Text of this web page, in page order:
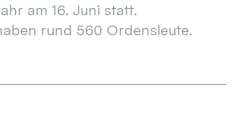
am 16. Juni statt.
rund 560 Ordensleute.